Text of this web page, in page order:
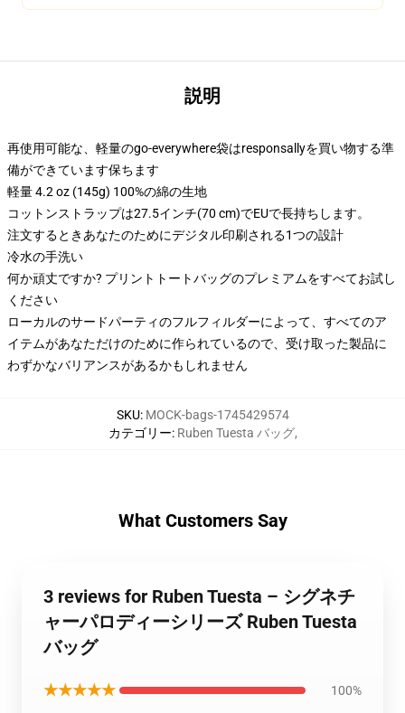
説明
再使用可能な、軽量のgo-everywhere袋はresponsallyを買い物する準
備ができています保ちます
軽量 4.2 oz (145g) 100%の綿の生地
コットンストラップは27.5インチ(70 cm)でEUで長持ちします。
注文するときあなたのためにデジタル印刷される1つの設計
冷水の手洗い
何か頑丈ですか? プリントトートバッグのプレミアムをすべてお試し
ください
ローカルのサードパーティのフルフィルダーによって、すべてのア
イテムがあなただけのために作られているので、受け取った製品に
わずかなバリアンスがあるかもしれません
SKU: MOCK-bags-1745429574
カテゴリー: Ruben Tuesta バッグ,
What Customers Say
3 reviews for Ruben Tuesta – シグネチ
ャーパロディーシリーズ Ruben Tuesta
バッグ
★★★★★ 100%